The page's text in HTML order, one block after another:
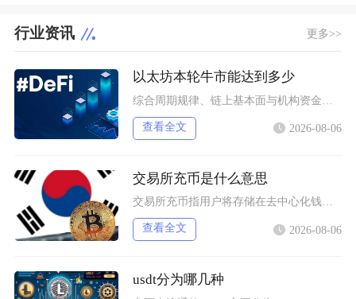
行业资讯 更多>>
以太坊本轮牛市能达到多少
查看全文 2026-08-06
交易所充币是什么意思
交易所充币指用户将存储在去中心化钱包、其他交易平台内的数字加密资产，通过对应区块链网络转入
查看全文 2026-08-06
usdt分为哪几种